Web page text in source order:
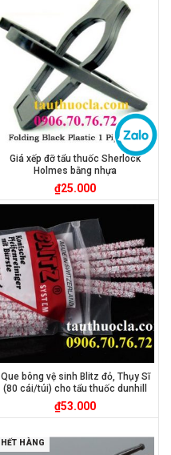
Giá xếp đỡ tẩu thuốc Sherlock
Holmes bằng nhựa
₫25.000
Que bông vệ sinh Blitz đỏ, Thụy Sĩ
(80 cái/túi) cho tẩu thuốc dunhill
₫53.000
HẾT HÀNG